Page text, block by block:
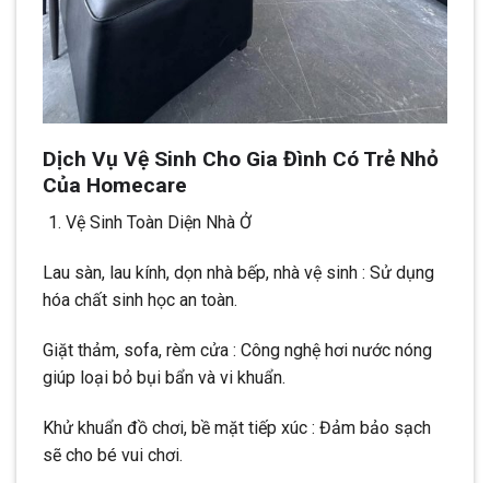
Dịch Vụ Vệ Sinh Cho Gia Đình Có Trẻ Nhỏ
Của Homecare
Vệ Sinh Toàn Diện Nhà Ở
Lau sàn, lau kính, dọn nhà bếp, nhà vệ sinh : Sử dụng
hóa chất sinh học an toàn.
Giặt thảm, sofa, rèm cửa : Công nghệ hơi nước nóng
giúp loại bỏ bụi bẩn và vi khuẩn.
Khử khuẩn đồ chơi, bề mặt tiếp xúc : Đảm bảo sạch
sẽ cho bé vui chơi.